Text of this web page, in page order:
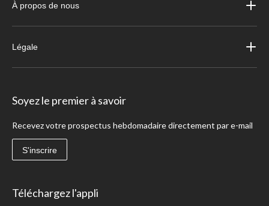
À propos de nous
Légale
Soyez le premier à savoir
Recevez votre prospectus hebdomadaire directement par e-mail
S'inscrire
Téléchargez l'appli